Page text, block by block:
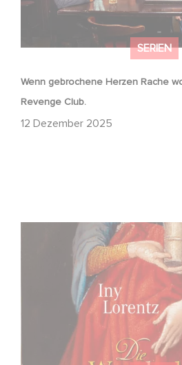
SERIEN
Wenn gebrochene Herzen Rache
Revenge Club.
12 Dezember 2025
FFF Bayern und MBB fördern
WANDERHURE